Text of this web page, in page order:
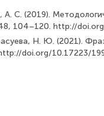
С. (2019).
48, 104–120. http://
Н. Ю. (2021).
doi.org/10.17223/